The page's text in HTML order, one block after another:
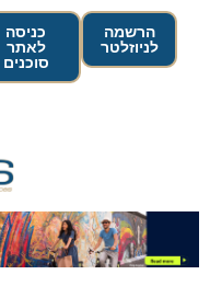
הרשמה
לניוזלטר
כניסה
לאתר
סוכנים